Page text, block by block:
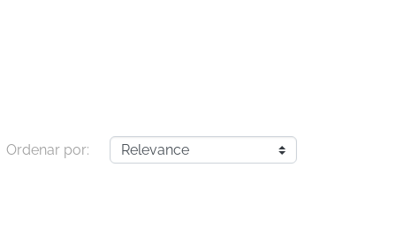
Ordenar por: